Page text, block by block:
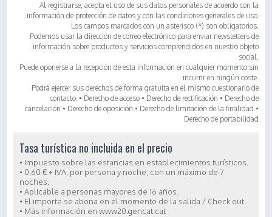
Al registrarse, acepta el uso de sus datos personales de acuerdo con la
información de protección de datos y con las condiciones generales de uso.
Los campos marcados con un asterisco (*) son obligatorios.
Podemos usar la dirección de correo electrónico para enviar newsletters de
información sobre productos y servicios comprendidos en nuestro objeto
social.
Puede oponerse a la recepción de esta información en cualquier momento sin
incurrir en ningún coste.
Podrá ejercer sus derechos de forma gratuita en el mismo cuestionario de
contacto. • Derecho de acceso • Derecho de rectificación • Derecho de
cancelación • Derecho de oposición • Derecho de limitación de la finalidad •
Derecho de portabilidad
Tasa turística no incluida en el precio
• Impuesto sobre las estancias en establecimientos turísticos.
• 0,60 € + IVA, por persona y noche, con un máximo de 7
noches.
• Aplicable a personas mayores de 16 años.
• El importe se abona en el momento de la salida / Check out.
• Más información en www20.gencat.cat